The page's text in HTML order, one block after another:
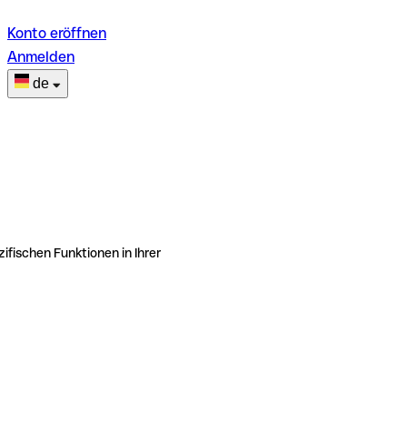
Konto eröffnen
Anmelden
de
Funktionen in Ihrer